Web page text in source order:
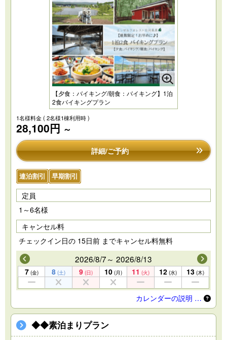
【夕食：バイキング/朝食：バイキング】1泊
2食バイキングプラン
1名様料金( 2名様1棟利用時 )
28,100円 ～
詳細/ご予約
連泊割引 早期割引
定員
1～6名様
キャンセル料
チェックイン日の 15日前 までキャンセル料無料
2026/8/7～ 2026/8/13
7 (金) 8 (土) 9 (日) 10 (月) 11 (火) 12 (水) 13 (木)
カレンダーの説明 …
◆◆素泊まりプラン